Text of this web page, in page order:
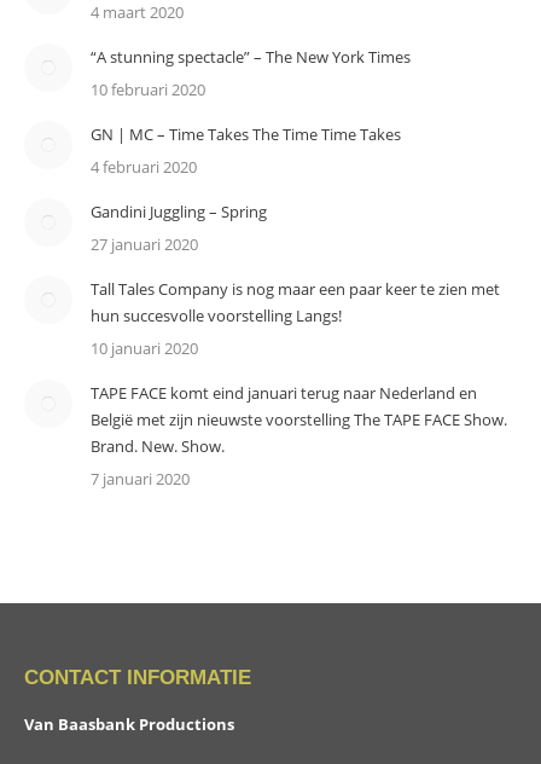
4 maart 2020
“A stunning spectacle” – The New York Times
10 februari 2020
GN | MC – Time Takes The Time Time Takes
4 februari 2020
Gandini Juggling – Spring
27 januari 2020
Tall Tales Company is nog maar een paar keer te zien met
hun succesvolle voorstelling Langs!
10 januari 2020
TAPE FACE komt eind januari terug naar Nederland en
België met zijn nieuwste voorstelling The TAPE FACE Show.
Brand. New. Show.
7 januari 2020
CONTACT INFORMATIE
Van Baasbank Productions